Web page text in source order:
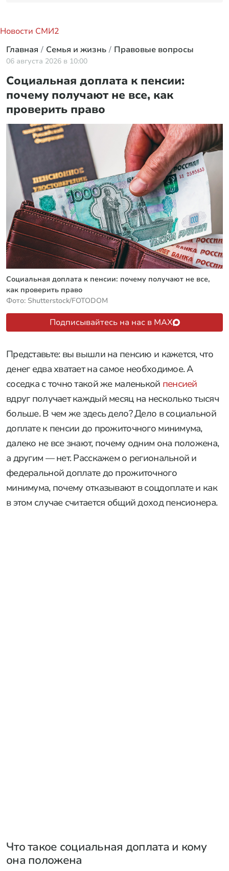
Новости СМИ2
Главная
Семья и жизнь Правовые вопросы
06 августа 2026 в 10:00
Социальная доплата к пенсии:
почему получают не все, как
проверить право
Социальная доплата к пенсии: почему получают не все,
как проверить право
Фото: Shutterstock/FOTODOM
Подписывайтесь на нас в MAX
Представьте: вы вышли на пенсию и кажется, что
денег едва хватает на самое необходимое. А
соседка с точно такой же маленькой пенсией
вдруг получает каждый месяц на несколько тысяч
больше. В чем же здесь дело? Дело в социальной
доплате к пенсии до прожиточного минимума,
далеко не все знают, почему одним она положена,
а другим — нет. Расскажем о региональной и
федеральной доплате до прожиточного
минимума, почему отказывают в соцдоплате и как
в этом случае считается общий доход пенсионера.
Что такое социальная доплата и кому
она положена